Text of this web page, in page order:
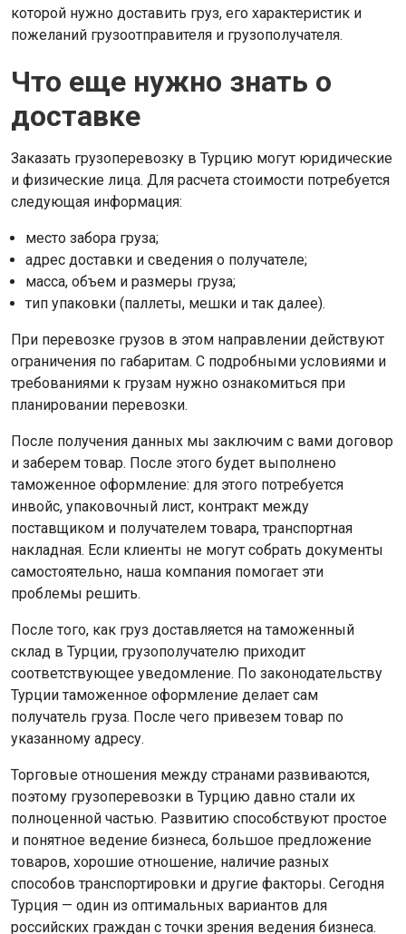
которой нужно доставить груз, его характеристик и
пожеланий грузоотправителя и грузополучателя.
Что еще нужно знать о
доставке
Заказать грузоперевозку в Турцию могут юридические
и физические лица. Для расчета стоимости потребуется
следующая информация:
место забора груза;
адрес доставки и сведения о получателе;
масса, объем и размеры груза;
тип упаковки (паллеты, мешки и так далее).
При перевозке грузов в этом направлении действуют
ограничения по габаритам. С подробными условиями и
требованиями к грузам нужно ознакомиться при
планировании перевозки.
После получения данных мы заключим с вами договор
и заберем товар. После этого будет выполнено
таможенное оформление: для этого потребуется
инвойс, упаковочный лист, контракт между
поставщиком и получателем товара, транспортная
накладная. Если клиенты не могут собрать документы
самостоятельно, наша компания помогает эти
проблемы решить.
После того, как груз доставляется на таможенный
склад в Турции, грузополучателю приходит
соответствующее уведомление. По законодательству
Турции таможенное оформление делает сам
получатель груза. После чего привезем товар по
указанному адресу.
Торговые отношения между странами развиваются,
поэтому грузоперевозки в Турцию давно стали их
полноценной частью. Развитию способствуют простое
и понятное ведение бизнеса, большое предложение
товаров, хорошие отношение, наличие разных
способов транспортировки и другие факторы. Сегодня
Турция — один из оптимальных вариантов для
российских граждан с точки зрения ведения бизнеса.